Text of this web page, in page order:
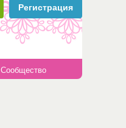
Регистрация
Сообщество